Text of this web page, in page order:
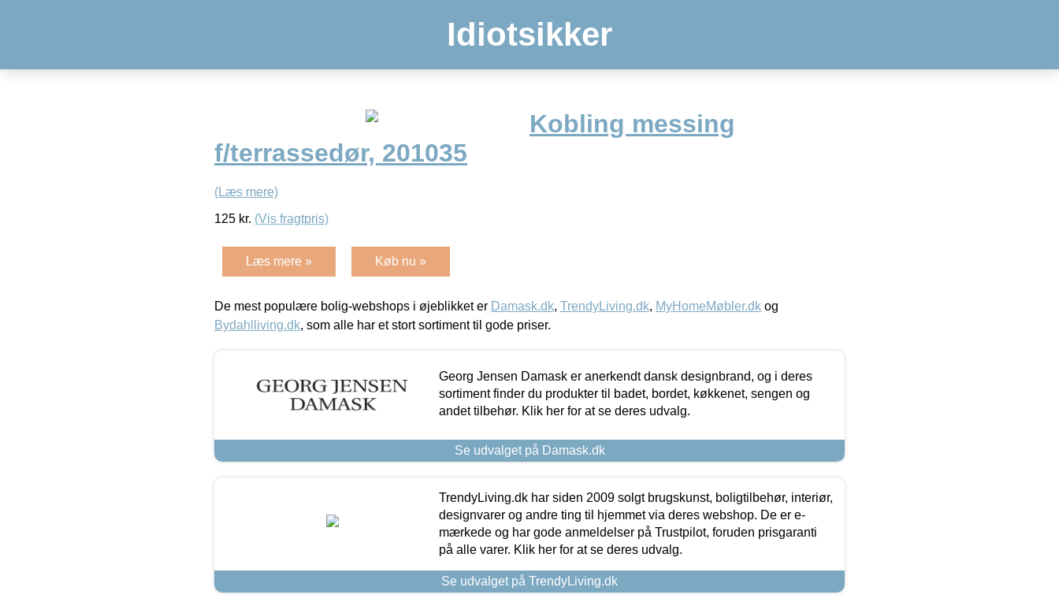
Idiotsikker
Kobling messing
f/terrassedør, 201035
(Læs mere)
125 kr. (Vis fragtpris)
Læs mere » Køb nu »
De mest populære bolig-webshops i øjeblikket er Damask.dk, TrendyLiving.dk, MyHomeMøbler.dk og
Bydahlliving.dk, som alle har et stort sortiment til gode priser.
Georg Jensen Damask er anerkendt dansk designbrand, og i deres
sortiment finder du produkter til badet, bordet, køkkenet, sengen og
andet tilbehør. Klik her for at se deres udvalg.
Se udvalget på Damask.dk
TrendyLiving.dk har siden 2009 solgt brugskunst, boligtilbehør, interiør,
designvarer og andre ting til hjemmet via deres webshop. De er e-
mærkede og har gode anmeldelser på Trustpilot, foruden prisgaranti
på alle varer. Klik her for at se deres udvalg.
Se udvalget på TrendyLiving.dk